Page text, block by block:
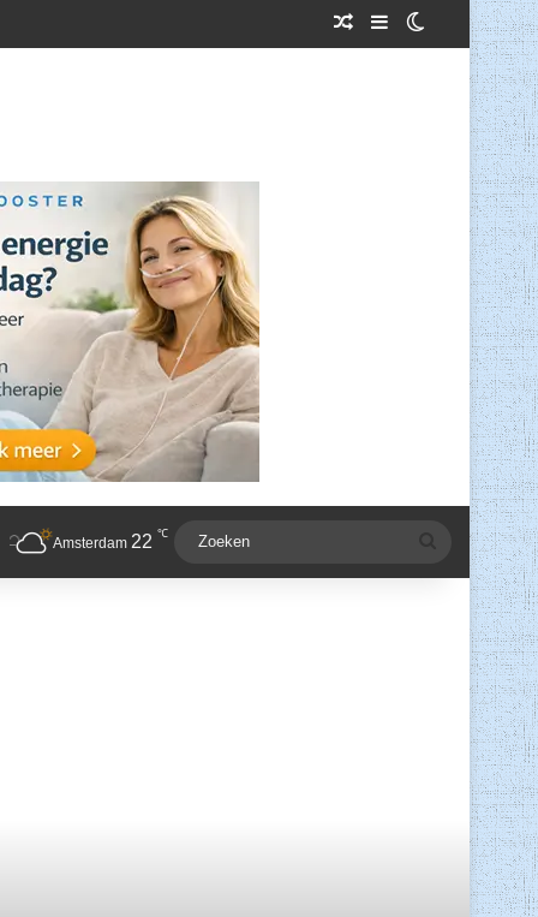
Willekeurig Artikel
SidebarSwitch skin
Amsterdam 22 ℃ Zoeken